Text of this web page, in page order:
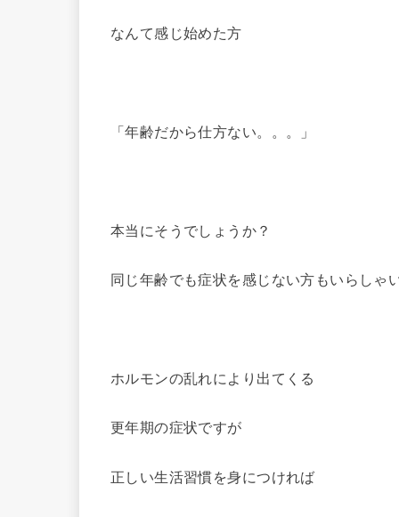
なんて感じ始めた方
「年齢だから仕方ない。。。」
本当にそうでしょうか？
同じ年齢でも症状を感じない方もいらしゃ
ホルモンの乱れにより出てくる
更年期の症状ですが
正しい生活習慣を身につければ